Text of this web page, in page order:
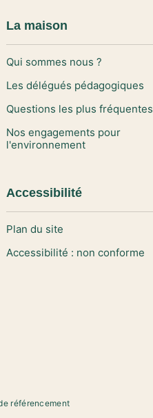
La maison
Qui sommes nous ?
Les délégués pédagogiques
Questions les plus fréquentes
Nos engagements pour
l'environnement
Accessibilité
Plan du site
Accessibilité : non conforme
référencement